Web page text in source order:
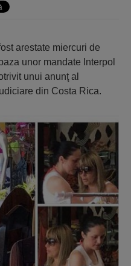
arestate miercuri de
unor mandate Interpol
unui anunţ al
din Costa Rica.